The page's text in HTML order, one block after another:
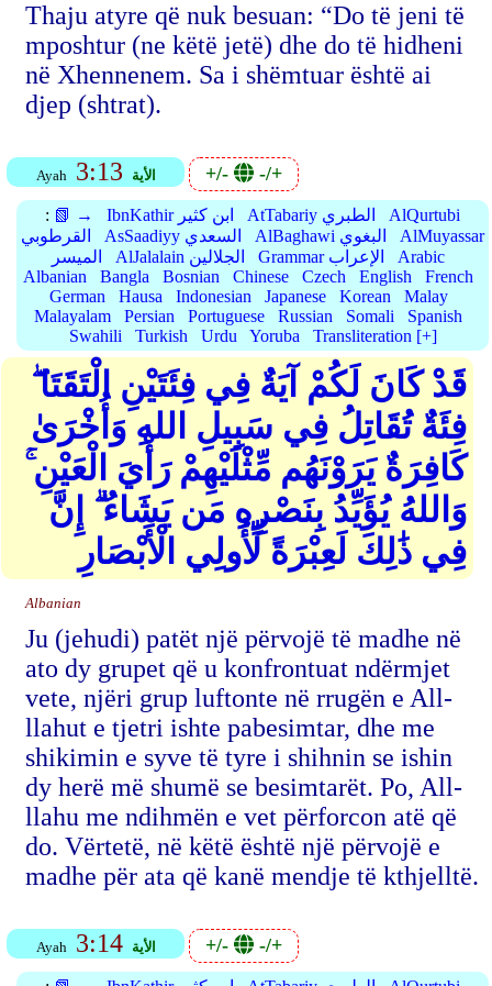
Thaju atyre që nuk besuan: “Do të jeni të
mposhtur (ne këtë jetë) dhe do të hidheni
në Xhennenem. Sa i shëmtuar është ai
djep (shtrat).
Ayah 3:13 الأية +/- -/+
: 📗 → IbnKathir ابن كثير AtTabariy الطبري
AlQurtubi
القرطوبي
AsSaadiyy السعدي AlBaghawi البغوي
AlMuyassar
الميسر
AlJalalain الجلالين Grammar الإعراب
Arabic
Albanian
Bangla Bosnian Chinese Czech English
French
German
Hausa Indonesian Japanese Korean
Malay
Malayalam
Persian Portuguese Russian Somali
Spanish
Swahili
Turkish Urdu Yoruba Transliteration [+]
قَدْ كَانَ لَكُمْ آيَةٌ فِي فِئَتَيْنِ الْتَقَتَا ۖ
فِئَةٌ تُقَاتِلُ فِي سَبِيلِ اللهِ وَأُخْرَىٰ
كَافِرَةٌ يَرَوْنَهُم مِّثْلَيْهِمْ رَأْيَ الْعَيْنِ ۚ
وَاللهُ يُؤَيِّدُ بِنَصْرِهِ مَن يَشَاءُ ۗ إِنَّ
فِي ذَٰلِكَ لَعِبْرَةً لِّأُولِي الْأَبْصَارِ
Albanian
Ju (jehudi) patët një përvojë të madhe në
ato dy grupet që u konfrontuat ndërmjet
vete, njëri grup luftonte në rrugën e All-
llahut e tjetri ishte pabesimtar, dhe me
shikimin e syve të tyre i shihnin se ishin
dy herë më shumë se besimtarët. Po, All-
llahu me ndihmën e vet përforcon atë që
do. Vërtetë, në këtë është një përvojë e
madhe për ata që kanë mendje të kthjelltë.
Ayah 3:14 الأية +/- -/+